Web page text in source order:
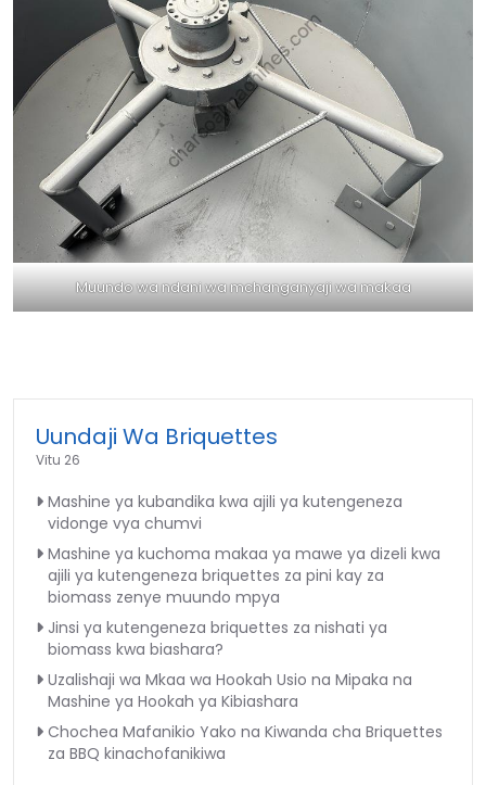
Muundo wa ndani wa mchanganyaji wa makaa
Uundaji Wa Briquettes
Vitu 26
Mashine ya kubandika kwa ajili ya kutengeneza
vidonge vya chumvi
Mashine ya kuchoma makaa ya mawe ya dizeli kwa
ajili ya kutengeneza briquettes za pini kay za
biomass zenye muundo mpya
Jinsi ya kutengeneza briquettes za nishati ya
biomass kwa biashara?
Uzalishaji wa Mkaa wa Hookah Usio na Mipaka na
Mashine ya Hookah ya Kibiashara
Chochea Mafanikio Yako na Kiwanda cha Briquettes
za BBQ kinachofanikiwa